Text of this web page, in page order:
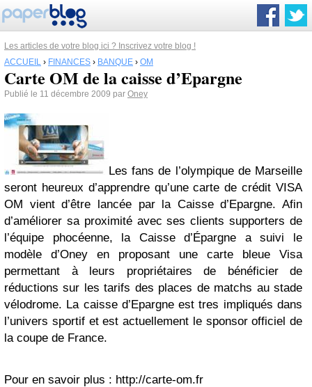
Les articles de votre blog ici ? Inscrivez votre blog !
ACCUEIL › FINANCES › BANQUE › OM
Carte OM de la caisse d’Epargne
Publié le 11 décembre 2009 par Oney
Les fans de l’olympique de Marseille
seront heureux d’apprendre qu’une carte de crédit VISA
OM vient d’être lancée par la Caisse d’Epargne. Afin
d’améliorer sa proximité avec ses clients supporters de
l’équipe phocéenne, la Caisse d’Épargne a suivi le
modèle d’Oney en proposant une carte bleue Visa
permettant à leurs propriétaires de bénéficier de
réductions sur les tarifs des places de matchs au stade
vélodrome. La caisse d’Epargne est tres impliqués dans
l’univers sportif et est actuellement le sponsor officiel de
la coupe de France.
Pour en savoir plus : http://carte-om.fr